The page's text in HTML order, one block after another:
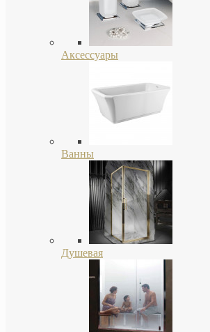
Аксессуары
Ванны
Душевая